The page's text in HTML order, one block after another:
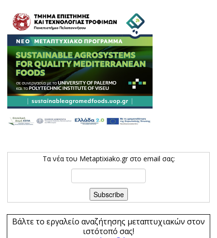
Τα νέα του Metaptixiako.gr στο email σας:
Βάλτε το εργαλείο αναζήτησης μεταπτυχιακών στον
ιστότοπό σας!